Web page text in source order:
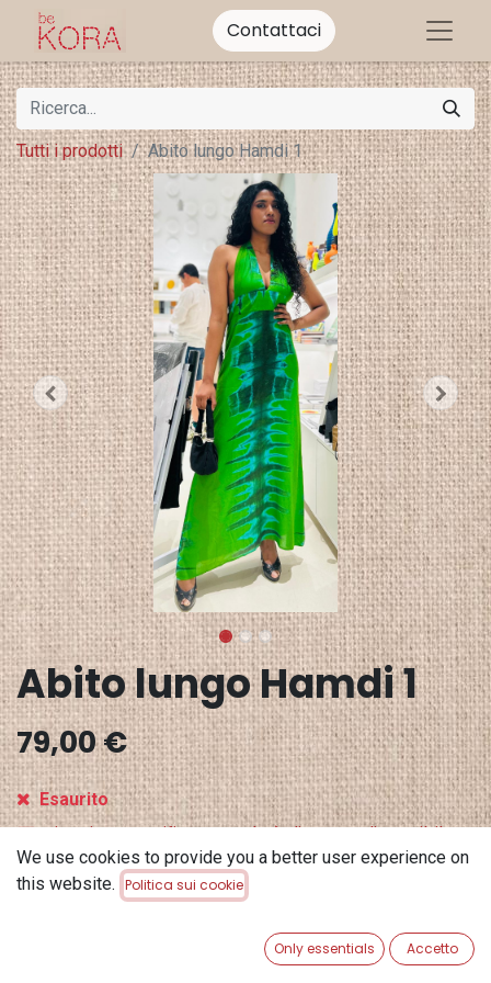
Contattaci
Tutti i prodotti Abito lungo Hamdi 1
Abito lungo Hamdi 1
79,00€
Esaurito
Ricevi una notifica quando è di nuovo disponibile
Salva per dopo
We use cookies to provide you a better user experience on
this website. Politica sui cookie
Only essentials Accetto